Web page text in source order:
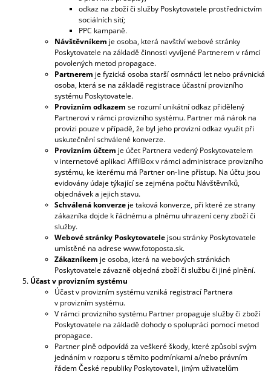
odkaz na zboží či služby Poskytovatele prostřednictvím
sociálních sítí;
PPC kampaně.
Návštěvníkem je osoba, která navštíví webové stránky
Poskytovatele na základě činnosti vyvíjené Partnerem v rámci
povolených metod propagace.
Partnerem je fyzická osoba starší osmnácti let nebo právnická
osoba, která se na základě registrace účastní provizního
systému Poskytovatele.
Provizním odkazem se rozumí unikátní odkaz přidělený
Partnerovi v rámci provizního systému. Partner má nárok na
provizi pouze v případě, že byl jeho provizní odkaz využit při
uskutečnění schválené konverze.
Provizním účtem je účet Partnera vedený Poskytovatelem
v internetové aplikaci AffilBox v rámci administrace provizního
systému, ke kterému má Partner on-line přístup. Na účtu jsou
evidovány údaje týkající se zejména počtu Návštěvníků,
objednávek a jejich stavu.
Schválená konverze je taková konverze, při které ze strany
zákazníka dojde k řádnému a plnému uhrazení ceny zboží či
služby.
Webové stránky Poskytovatele jsou stránky Poskytovatele
umístěné na adrese www.fotoposta.sk.
Zákazníkem je osoba, která na webových stránkách
Poskytovatele závazně objedná zboží či službu či jiné plnění.
Účast v provizním systému
Účast v provizním systému vzniká registrací Partnera
v provizním systému.
V rámci provizního systému Partner propaguje služby či zboží
Poskytovatele na základě dohody o spolupráci pomocí metod
propagace.
Partner plně odpovídá za veškeré škody, které způsobí svým
jednáním v rozporu s těmito podmínkami a/nebo právním
řádem České republiky Poskytovateli, jiným uživatelům